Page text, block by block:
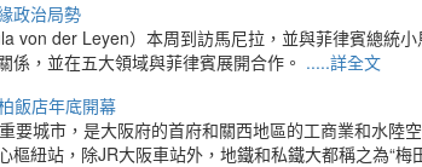
政治局勢
von der Leyen）本周到訪馬尼拉，並與菲律賓總統
，並在五大領域與菲律賓展開合作。 .....詳全文
飯店年底開幕
要城市，是大阪府的首府和關西地區的工商業和水
紐站，除JR大阪車站外，地鐵和私鐵大都稱之為“梅